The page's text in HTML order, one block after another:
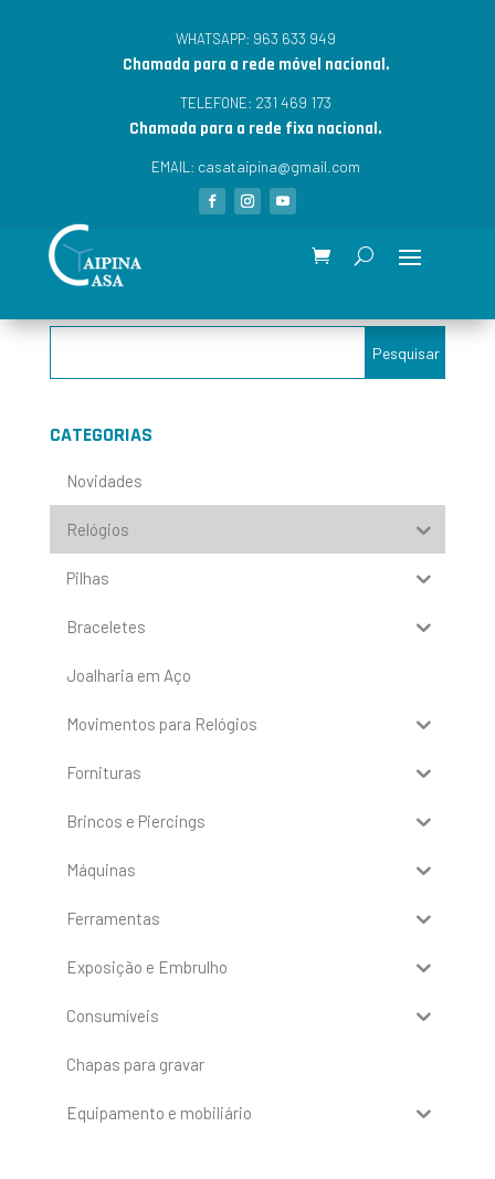
WHATSAPP: 963 633 949
Chamada para a rede móvel nacional.
TELEFONE: 231 469 173
Chamada para a rede fixa nacional.
EMAIL: casataipina@gmail.com
CATEGORIAS
Novidades
Relógios
Pilhas
Braceletes
Joalharia em Aço
Movimentos para Relógios
Fornituras
Brincos e Piercings
Máquinas
Ferramentas
Exposição e Embrulho
Consumíveis
Chapas para gravar
Equipamento e mobiliário